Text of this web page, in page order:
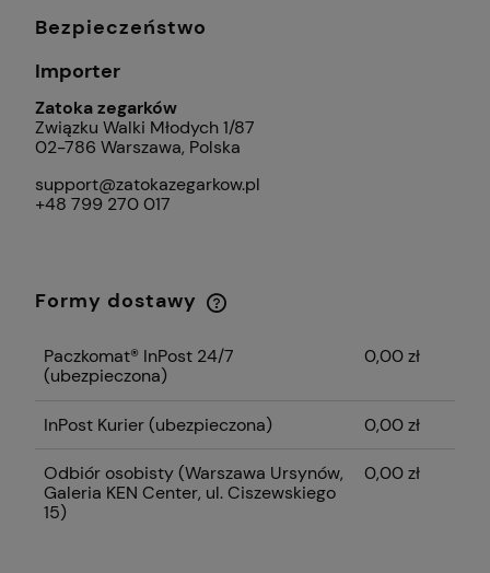
Bezpieczeństwo
Importer
Zatoka zegarków
Związku Walki Młodych 1/87
02-786 Warszawa, Polska
support@zatokazegarkow.pl
+48 799 270 017
Formy dostawy
Cena nie zawiera ewentualnych kosztów
Paczkomat® InPost 24/7
(ubezpieczona)
0,00 zł
InPost Kurier (ubezpieczona) 0,00 zł
Odbiór osobisty(Warszawa Ursynów,
Galeria KEN Center, ul. Ciszewskiego
15)
0,00 zł